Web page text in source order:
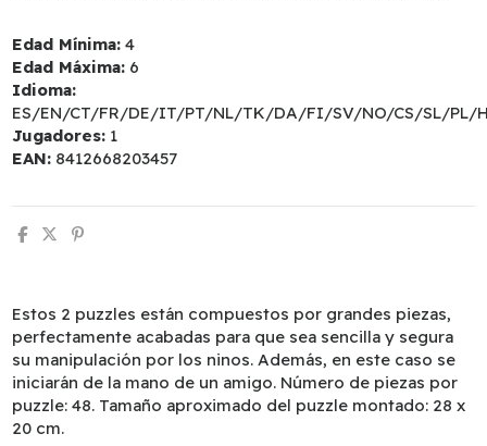
Edad Mínima: 4
Edad Máxima: 6
Idioma:
ES/EN/CT/FR/DE/IT/PT/NL/TK/DA/FI/SV/NO/CS/SL/PL/
Jugadores: 1
EAN: 8412668203457
Estos 2 puzzles están compuestos por grandes piezas,
perfectamente acabadas para que sea sencilla y segura
su manipulación por los ninos. Además, en este caso se
iniciarán de la mano de un amigo. Número de piezas por
puzzle: 48. Tamaño aproximado del puzzle montado: 28 x
20 cm.